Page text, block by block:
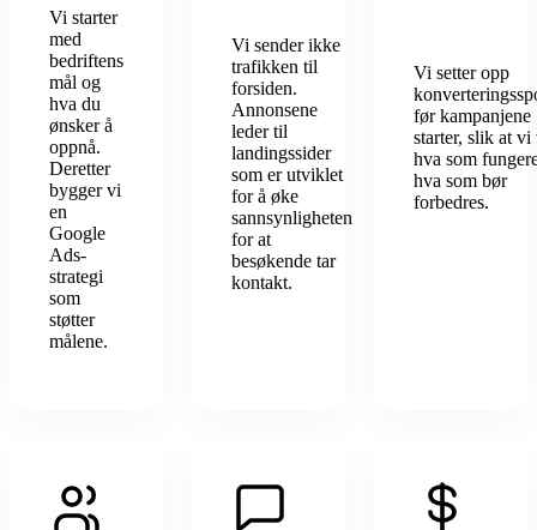
Vi starter
med
bedriftens
mål og
hva du
ønsker å
oppnå.
Deretter
bygger vi
en
Google
Ads-
strategi
som
støtter
målene.
Vi sender ikke
trafikken til
forsiden.
Annonsene
leder til
landingssider
som er utviklet
for å øke
sannsynligheten
for at
besøkende tar
kontakt.
Vi setter opp
før kampanjene
starter, slik at vi
hva som
hva som bør
forbedres.